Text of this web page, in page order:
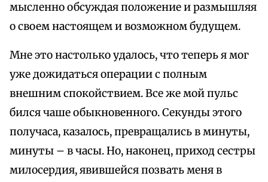
мысленно обсуждая положение и размышляя
о своем настоящем и возможном будущем.
Мне это настолько удалось, что теперь я мог
уже дожидаться операции с полным
внешним спокойствием. Все же мой пульс
бился чаше обыкновенного. Секунды этого
получаса, казалось, превращались в минуты,
минуты – в часы. Но, наконец, приход сестры
милосердия, явившейся позвать меня в